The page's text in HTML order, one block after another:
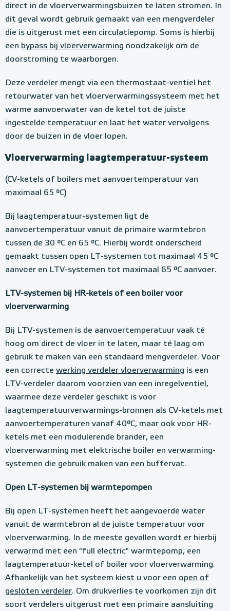
direct in de vloerverwarmingsbuizen te laten stromen. In
dit geval wordt gebruik gemaakt van een mengverdeler
die is uitgerust met een circulatiepomp. Soms is hierbij
een bypass bij vloerverwarming noodzakelijk om de
doorstroming te waarborgen.
Deze verdeler mengt via een thermostaat-ventiel het
retourwater van het vloerverwarmingssysteem met het
warme aanvoerwater van de ketel tot de juiste
ingestelde temperatuur en laat het water vervolgens
door de buizen in de vloer lopen.
Vloerverwarming laagtemperatuur-systeem
(CV-ketels of boilers met aanvoertemperatuur van
maximaal 65 °C)
Bij laagtemperatuur-systemen ligt de
aanvoertemperatuur vanuit de primaire warmtebron
tussen de 30 °C en 65 °C. Hierbij wordt onderscheid
gemaakt tussen open LT-systemen tot maximaal 45 °C
aanvoer en LTV-systemen tot maximaal 65 °C aanvoer.
LTV-systemen bij HR-ketels of een boiler voor
vloerverwarming
Bij LTV-systemen is de aanvoertemperatuur vaak té
hoog om direct de vloer in te laten, maar té laag om
gebruik te maken van een standaard mengverdeler. Voor
een correcte werking verdeler vloerverwarming is een
LTV-verdeler daarom voorzien van een inregelventiel,
waarmee deze verdeler geschikt is voor
laagtemperatuurverwarmings-bronnen als CV-ketels met
aanvoertemperaturen vanaf 40°C, maar ook voor HR-
ketels met een modulerende brander, een
vloerverwarming met elektrische boiler en verwarming-
systemen die gebruik maken van een buffervat.
Open LT-systemen bij warmtepompen
Bij open LT-systemen heeft het aangevoerde water
vanuit de warmtebron al de juiste temperatuur voor
vloerverwarming. In de meeste gevallen wordt er hierbij
verwarmd met een "full electric" warmtepomp, een
laagtemperatuur-ketel of boiler voor vloerverwarming.
Afhankelijk van het systeem kiest u voor een open of
gesloten verdeler. Om drukverlies te voorkomen zijn dit
soort verdelers uitgerust met een primaire aansluiting